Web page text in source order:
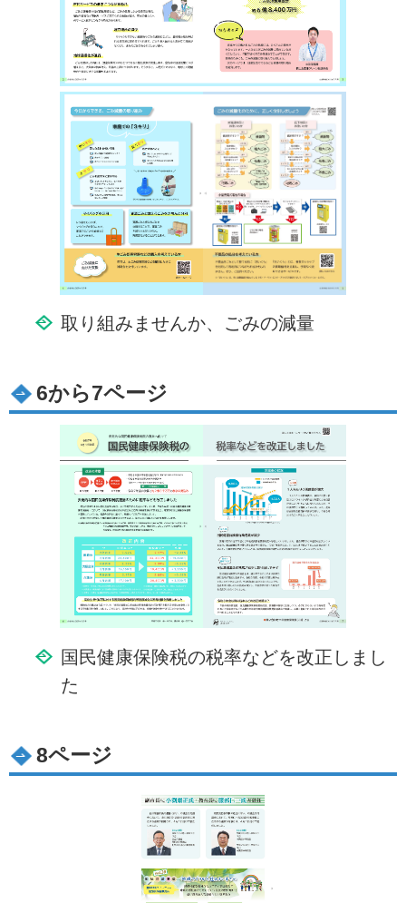
取り組みませんか、ごみの減量
6から7ページ
国民健康保険税の税率などを改正しまし
た
8ページ